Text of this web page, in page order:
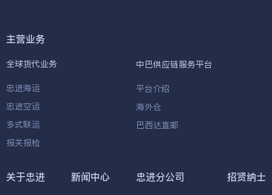
主营业务
全球货代业务
忠进海运
忠进空运
多式联运
报关报检
中巴供应链服务平台
平台介绍
海外仓
巴西达直邮
关于忠进 新闻中心 忠进分公司 招贤纳士